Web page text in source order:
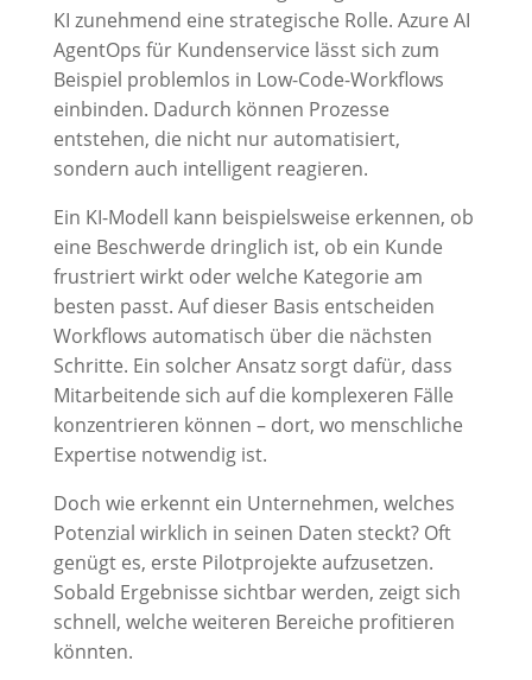
KI zunehmend eine strategische Rolle. Azure AI
AgentOps für Kundenservice lässt sich zum
Beispiel problemlos in Low-Code-Workflows
einbinden. Dadurch können Prozesse
entstehen, die nicht nur automatisiert,
sondern auch intelligent reagieren.
Ein KI-Modell kann beispielsweise erkennen, ob
eine Beschwerde dringlich ist, ob ein Kunde
frustriert wirkt oder welche Kategorie am
besten passt. Auf dieser Basis entscheiden
Workflows automatisch über die nächsten
Schritte. Ein solcher Ansatz sorgt dafür, dass
Mitarbeitende sich auf die komplexeren Fälle
konzentrieren können – dort, wo menschliche
Expertise notwendig ist.
Doch wie erkennt ein Unternehmen, welches
Potenzial wirklich in seinen Daten steckt? Oft
genügt es, erste Pilotprojekte aufzusetzen.
Sobald Ergebnisse sichtbar werden, zeigt sich
schnell, welche weiteren Bereiche profitieren
könnten.